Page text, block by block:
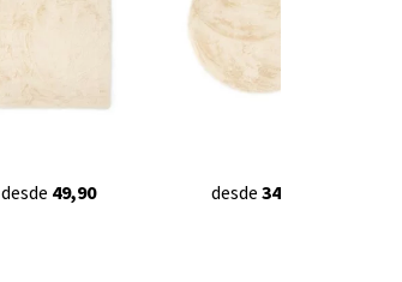
desde 49,90 desde 34,90